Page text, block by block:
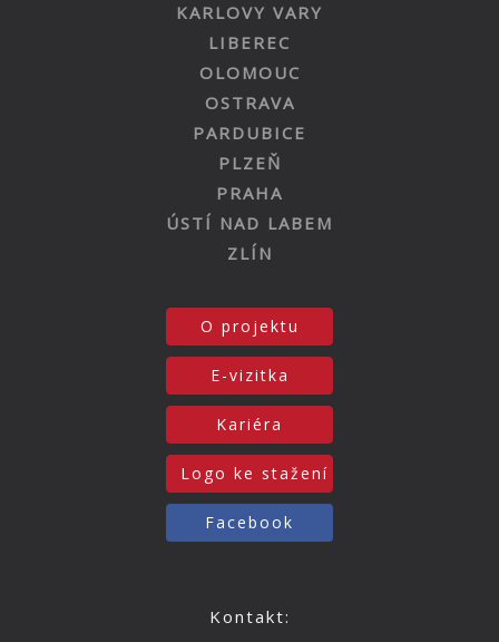
KARLOVY VARY
LIBEREC
OLOMOUC
OSTRAVA
PARDUBICE
PLZEŇ
PRAHA
ÚSTÍ NAD LABEM
ZLÍN
O projektu
E-vizitka
Kariéra
Logo ke stažení
Facebook
Kontakt: